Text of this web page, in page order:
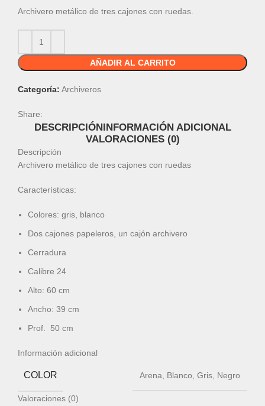
Archivero metálico de tres cajones con ruedas.
AÑADIR AL CARRITO
Categoría: Archiveros
Share:
DESCRIPCIÓN INFORMACIÓN ADICIONAL
VALORACIONES (0)
Descripción
Archivero metálico de tres cajones con ruedas
Características:
Colores: gris, blanco
Dos cajones papeleros, un cajón archivero
Cerradura
Calibre 24
Alto: 60 cm
Ancho: 39 cm
Prof. 50 cm
Información adicional
COLOR Arena, Blanco, Gris, Negro
Valoraciones (0)